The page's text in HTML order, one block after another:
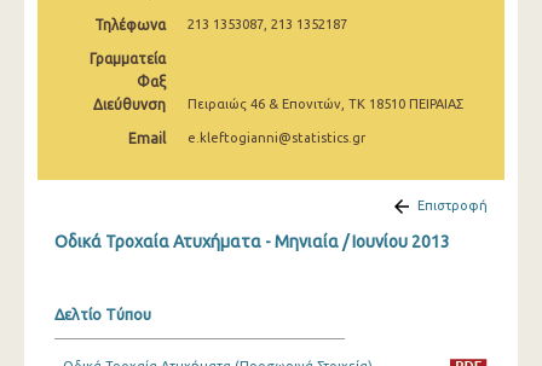
Οκτωβρίου 2024
Σεπτεμβρίου 2024
Αυγούστου 2024
Ιουλίου 2024
Μαΐου 2024
Μαρτίου 2024
Τηλέφωνα 213 1353087, 213 1352187
Γραμματεία
Φαξ
Διεύθυνση
Πειραιώς 46 & Επονιτών, ΤΚ 18510 ΠΕΙΡΑΙΑΣ
Email e.kleftogianni@statistics.gr
Επιστροφή
Οδικά Τροχαία Ατυχήματα - Μηνιαία / Ιουνίου 2013
Δελτίο Τύπου